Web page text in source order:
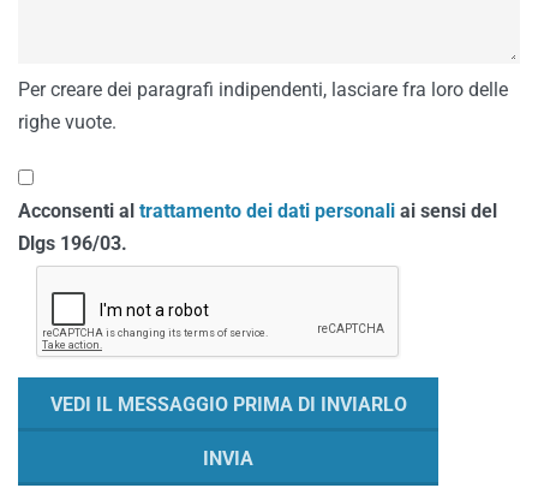
Per creare dei paragrafi indipendenti, lasciare fra loro delle
righe vuote.
Acconsenti al trattamento dei dati personali ai sensi del
Dlgs 196/03.